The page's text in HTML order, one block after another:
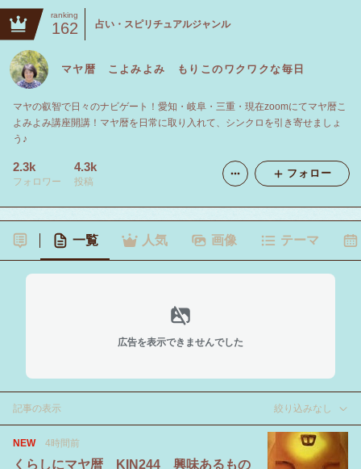
ranking
162 占い・スピリチュアルジャンル
マヤ暦 こよみよみ もりこのワクワクな毎日
マヤの叡智で日々のナビゲート！愛知・岐阜・三重・現在zoomにてマヤ暦こ
よみよみ講座開講！マヤ暦を日常に取り入れて、シンクロを引き寄せましょ
う♪
2.3k
フォロワー
4.3k
投稿
フォロー
一覧 人気 画像 テーマ
広告を表示できませんでした
記事の表示 絞り込みなし
NEW 4時間前
くらしにマヤ暦 KIN244 興味あるもの